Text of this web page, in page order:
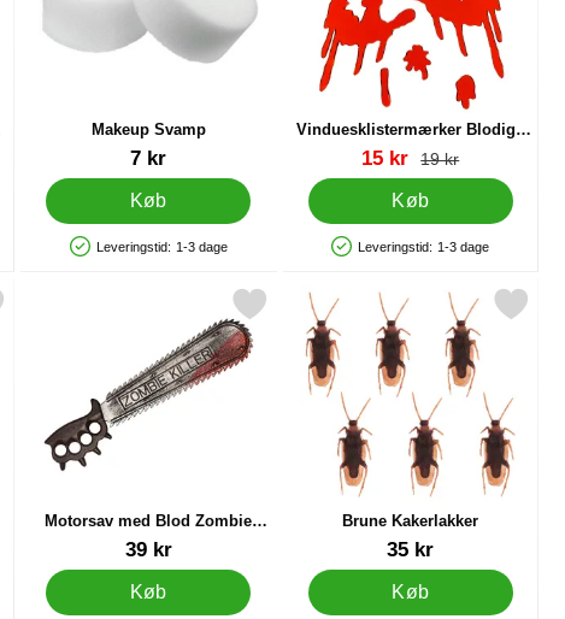
Makeup Svamp
7 kr
Køb
Produkttilgængelighed: På lager
Leveringstid: 1-3 dage
Vinduesklistermærker Blodige
Hænder
Varenr 88514
pris
15 kr pris
19 kr
Køb
Produkttilgængelighed: På lager
Leveringstid: 1-3 dage
som favorit
Motorsav med Blod Zombie
Killer
39 kr
Køb
Markér motorsav med Blod Zombie Killer som favorit
Brune Kakerlakker
35 kr
Køb
Markér brune